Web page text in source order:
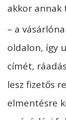
akkor annak
– a
oldalon, így
címét,
lesz fizetős
elmentésre